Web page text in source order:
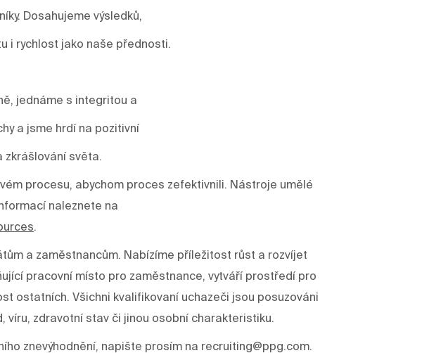
Dosahujeme výsledků,
i rychlost jako naše přednosti.
jednáme s integritou a
a jsme hrdí na pozitivní
zkrášlování světa.
procesu, abychom proces zefektivnili. Nástroje umělé
naleznete na
.
a zaměstnancům. Nabízíme příležitost růst a rozvíjet
pracovní místo pro zaměstnance, vytváří prostředí pro
ostatních. Všichni kvalifikovaní uchazeči jsou posuzováni
víru, zdravotní stav či jinou osobní charakteristiku.
znevýhodnění, napište prosím na recruiting@ppg.com.